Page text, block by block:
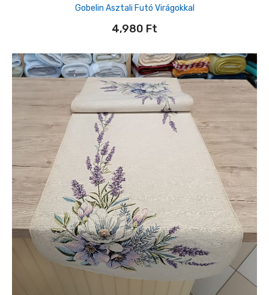
Gobelin Asztali Futó Virágokkal
4,980 Ft